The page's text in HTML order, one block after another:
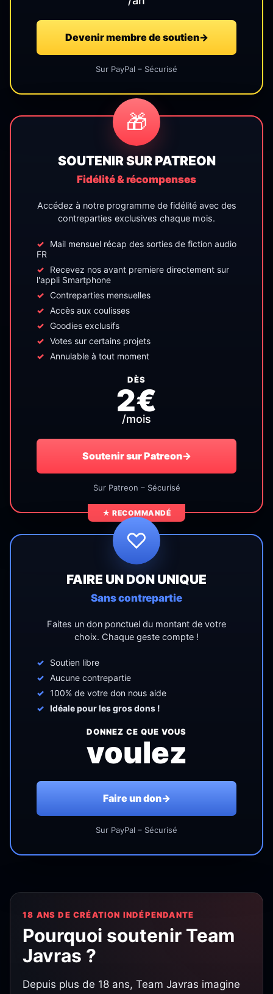
Devenir membre de soutien→
Sur PayPal – Sécurisé
★ RECOMMANDÉ
🎁
SOUTENIR SUR PATREON
Fidélité & récompenses
Accédez à notre programme de fidélité avec des
contreparties exclusives chaque mois.
Mail mensuel récap des sorties de fiction audio
FR
Recevez nos avant premiere directement sur
l'appli Smartphone
Contreparties mensuelles
Accès aux coulisses
Goodies exclusifs
Votes sur certains projets
Annulable à tout moment
DÈS
2€
/mois
Soutenir sur Patreon→
Sur Patreon – Sécurisé
♡
FAIRE UN DON UNIQUE
Sans contrepartie
Faites un don ponctuel du montant de votre
choix. Chaque geste compte !
Soutien libre
Aucune contrepartie
100% de votre don nous aide
Idéale pour les gros dons !
DONNEZ CE QUE VOUS
voulez
Faire un don→
Sur PayPal – Sécurisé
18 ANS DE CRÉATION INDÉPENDANTE
Pourquoi soutenir Team
Javras ?
Depuis plus de 18 ans, Team Javras imagine